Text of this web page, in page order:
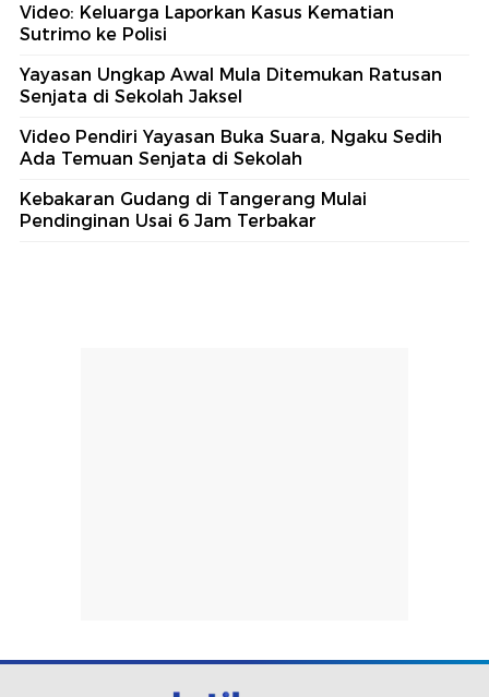
Video: Keluarga Laporkan Kasus Kematian
Sutrimo ke Polisi
Yayasan Ungkap Awal Mula Ditemukan Ratusan
Senjata di Sekolah Jaksel
Video Pendiri Yayasan Buka Suara, Ngaku Sedih
Ada Temuan Senjata di Sekolah
Kebakaran Gudang di Tangerang Mulai
Pendinginan Usai 6 Jam Terbakar